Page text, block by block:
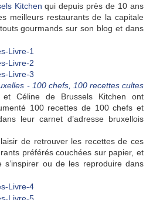
Kitchen qui depuis près de 10 ans
meilleurs restaurants de la capitale
gourmands sur son blog et dans
- 100 chefs, 100 recettes cultes
Céline de Brussels Kitchen ont
100 recettes de 100 chefs et
leur carnet d’adresse bruxellois
de retrouver les recettes de ces
préférés couchées sur papier, et
ou de les reproduire dans